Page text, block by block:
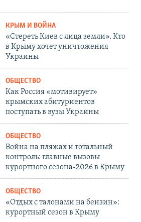
КРЫМ И ВОЙНА
«Стереть Киев с лица земли». Кто
в Крыму хочет уничтожения
Украины
ОБЩЕСТВО
Как Россия «мотивирует»
крымских абитуриентов
поступать в вузы Украины
ОБЩЕСТВО
Война на пляжах и тотальный
контроль: главные вызовы
курортного сезона-2026 в Крыму
ОБЩЕСТВО
«Отдых с талонами на бензин»:
курортный сезон в Крыму